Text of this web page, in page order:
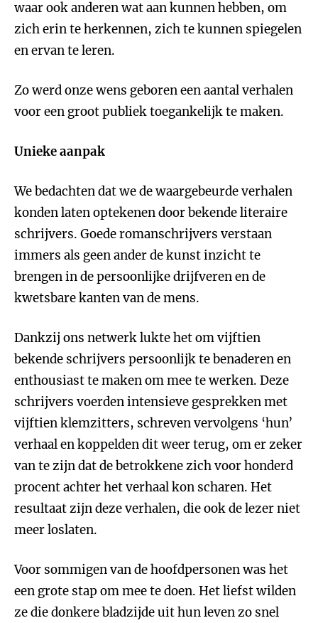
waar ook anderen wat aan kunnen hebben, om
zich erin te herkennen, zich te kunnen spiegelen
en ervan te leren.
Zo werd onze wens geboren een aantal verhalen
voor een groot publiek toegankelijk te maken.
Unieke aanpak
We bedachten dat we de waargebeurde verhalen
konden laten optekenen door bekende literaire
schrijvers. Goede romanschrijvers verstaan
immers als geen ander de kunst inzicht te
brengen in de persoonlijke drijfveren en de
kwetsbare kanten van de mens.
Dankzij ons netwerk lukte het om vijftien
bekende schrijvers persoonlijk te benaderen en
enthousiast te maken om mee te werken. Deze
schrijvers voerden intensieve gesprekken met
vijftien klemzitters, schreven vervolgens ‘hun’
verhaal en koppelden dit weer terug, om er zeker
van te zijn dat de betrokkene zich voor honderd
procent achter het verhaal kon scharen. Het
resultaat zijn deze verhalen, die ook de lezer niet
meer loslaten.
Voor sommigen van de hoofdpersonen was het
een grote stap om mee te doen. Het liefst wilden
ze die donkere bladzijde uit hun leven zo snel